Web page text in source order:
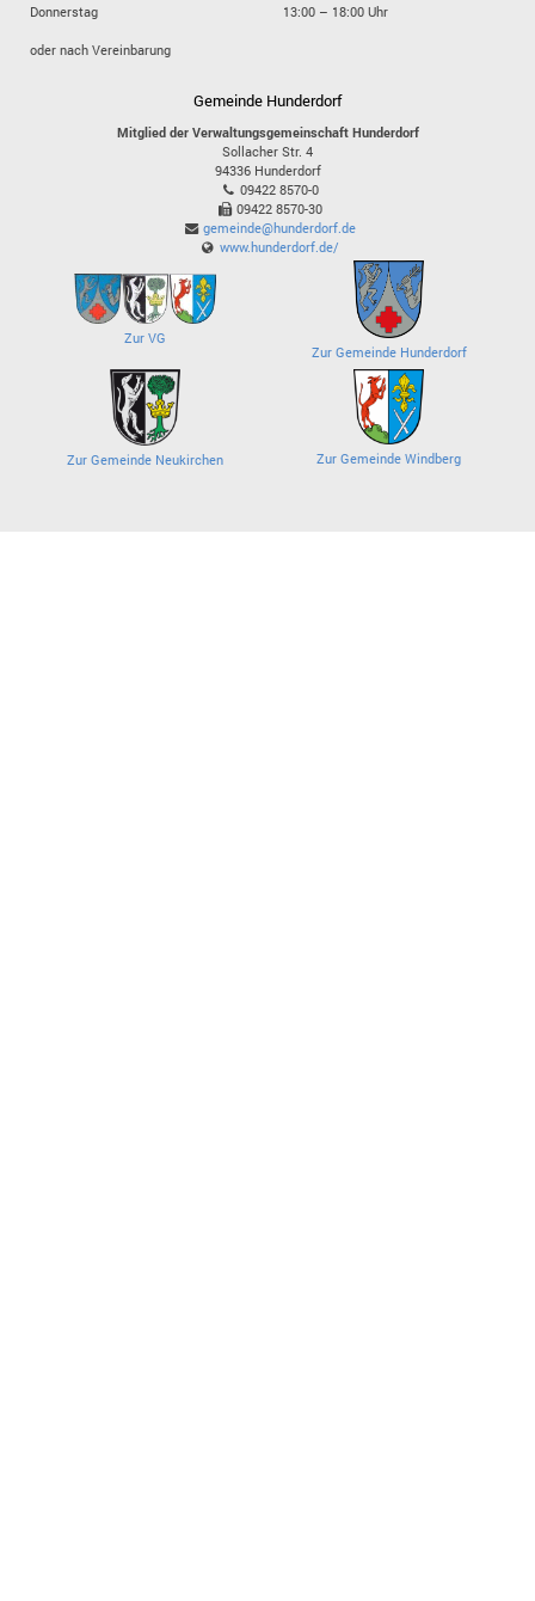
Donnerstag
13:00 – 18:00 Uhr
oder nach Vereinbarung
Gemeinde Hunderdorf
Mitglied der Verwaltungsgemeinschaft Hunderdorf
Sollacher Str. 4
94336 Hunderdorf
09422 8570-0
09422 8570-30
gemeinde@hunderdorf.de
www.hunderdorf.de/
Zur VG
Zur Gemeinde Hunderdorf
Zur Gemeinde Neukirchen Zur Gemeinde Windberg